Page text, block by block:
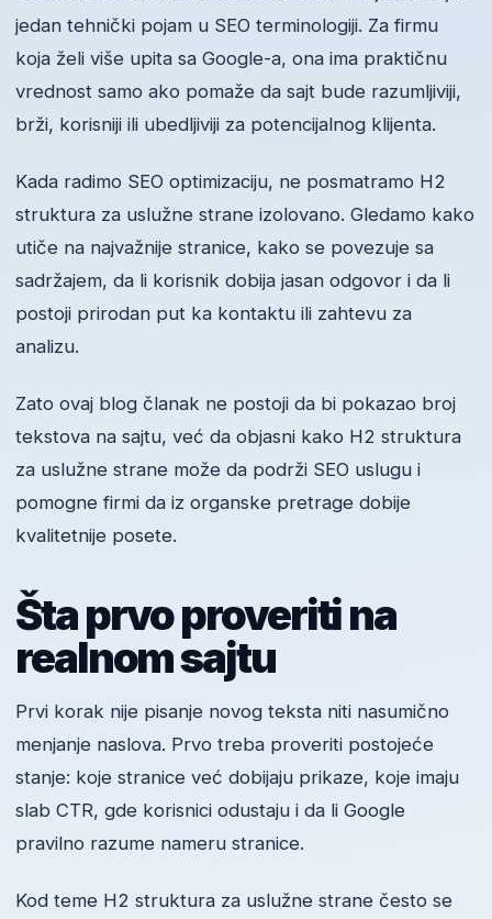
jedan tehnički pojam u SEO terminologiji. Za firmu
koja želi više upita sa Google-a, ona ima praktičnu
vrednost samo ako pomaže da sajt bude razumljiviji,
brži, korisniji ili ubedljiviji za potencijalnog klijenta.
Kada radimo SEO optimizaciju, ne posmatramo H2
struktura za uslužne strane izolovano. Gledamo kako
utiče na najvažnije stranice, kako se povezuje sa
sadržajem, da li korisnik dobija jasan odgovor i da li
postoji prirodan put ka kontaktu ili zahtevu za
analizu.
Zato ovaj blog članak ne postoji da bi pokazao broj
tekstova na sajtu, već da objasni kako H2 struktura
za uslužne strane može da podrži SEO uslugu i
pomogne firmi da iz organske pretrage dobije
kvalitetnije posete.
Šta prvo proveriti na
realnom sajtu
Prvi korak nije pisanje novog teksta niti nasumično
menjanje naslova. Prvo treba proveriti postojeće
stanje: koje stranice već dobijaju prikaze, koje imaju
slab CTR, gde korisnici odustaju i da li Google
pravilno razume nameru stranice.
Kod teme H2 struktura za uslužne strane često se